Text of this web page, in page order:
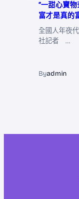
“一甜心寶
富才是真的
全國人年夜
社記者 …
Byadmin